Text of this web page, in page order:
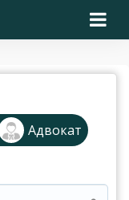
Адвокат